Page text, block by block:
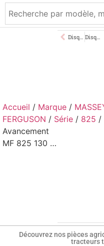
Accueil / Marque /
FERGUSON / Série / 825 /
Avancement
MF 825 130 …
Disque Avancement MF 595 1080 592 Disque Avancement MF TEA20 TEF
Découvrez nos pièces
tracteurs